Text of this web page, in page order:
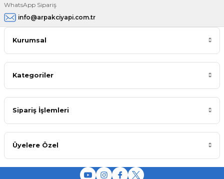
WhatsApp Sipariş
info@arpakciyapi.com.tr
Kurumsal
Kategoriler
Sipariş İşlemleri
Üyelere Özel